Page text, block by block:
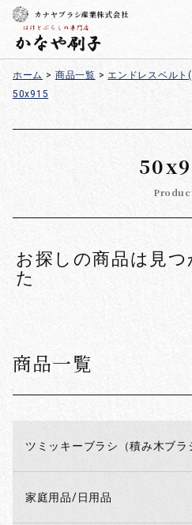
カナヤブラシ産業株式会社
ホーム > 商品一覧 > エンドレスベルト
50x915
商品一覧
ツミッキーブラシ（積み木ブラ
家庭用品/日用品
お探しの商品は見
た